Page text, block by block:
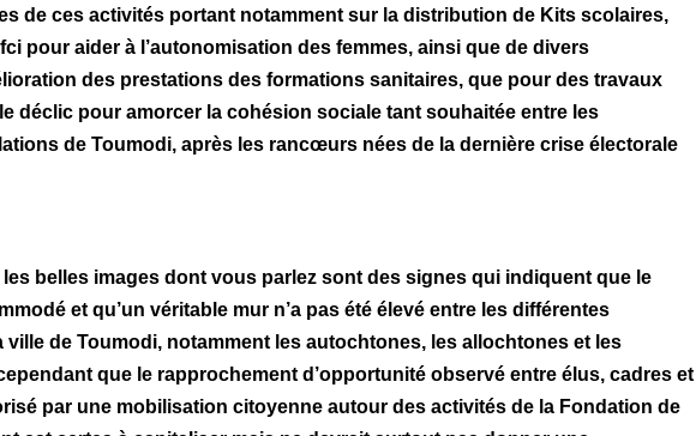
de ces activités portant notamment sur la distribution de Kits scolaires,
pour aider à l’autonomisation des femmes, ainsi que de divers
des prestations des formations sanitaires, que pour des travaux
déclic pour amorcer la cohésion sociale tant souhaitée entre les
de Toumodi, après les rancœurs nées de la dernière crise électorale
belles images dont vous parlez sont des signes qui indiquent que le
et qu’un véritable mur n’a pas été élevé entre les différentes
de Toumodi, notamment les autochtones, les allochtones et les
que le rapprochement d’opportunité observé entre élus, cadres et
par une mobilisation citoyenne autour des activités de la Fondation de